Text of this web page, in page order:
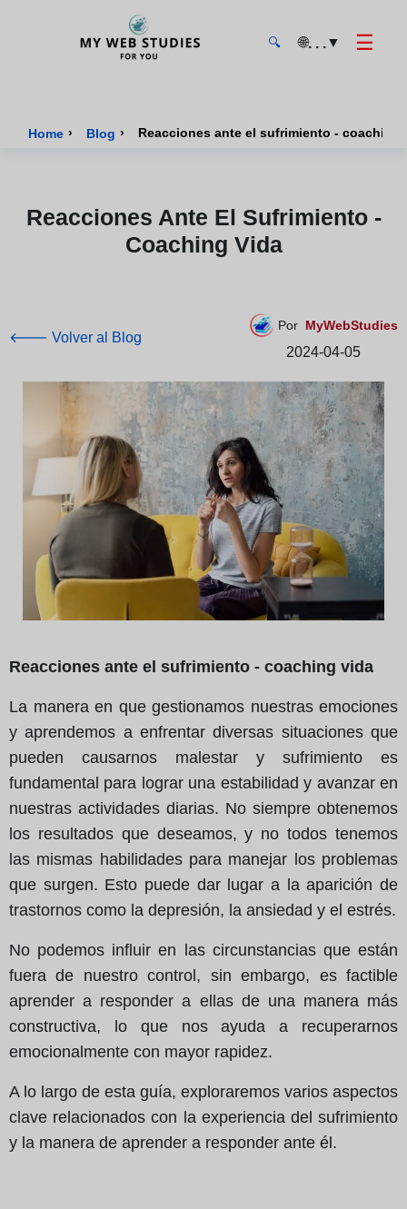
🔍 🌐. . .▼ ☰
Home › Blog › Reacciones ante el sufrimiento - coaching
Reacciones Ante El Sufrimiento -
Coaching Vida
🡐 Volver al Blog
Por MyWebStudies
2024-04-05
Reacciones ante el sufrimiento - coaching vida
La manera en que gestionamos nuestras emociones
y aprendemos a enfrentar diversas situaciones que
pueden causarnos malestar y sufrimiento es
fundamental para lograr una estabilidad y avanzar en
nuestras actividades diarias. No siempre obtenemos
los resultados que deseamos, y no todos tenemos
las mismas habilidades para manejar los problemas
que surgen. Esto puede dar lugar a la aparición de
trastornos como la depresión, la ansiedad y el estrés.
No podemos influir en las circunstancias que están
fuera de nuestro control, sin embargo, es factible
aprender a responder a ellas de una manera más
constructiva, lo que nos ayuda a recuperarnos
emocionalmente con mayor rapidez.
A lo largo de esta guía, exploraremos varios aspectos
clave relacionados con la experiencia del sufrimiento
y la manera de aprender a responder ante él.